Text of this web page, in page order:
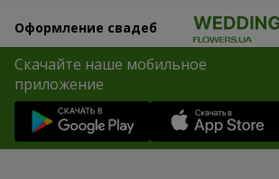
Оформление свадеб
Скачайте наше мобильное
приложение